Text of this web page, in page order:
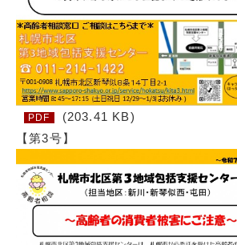
PDF
(203.41 KB)
【第3号】